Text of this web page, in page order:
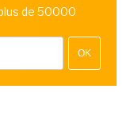
de 50000
OK